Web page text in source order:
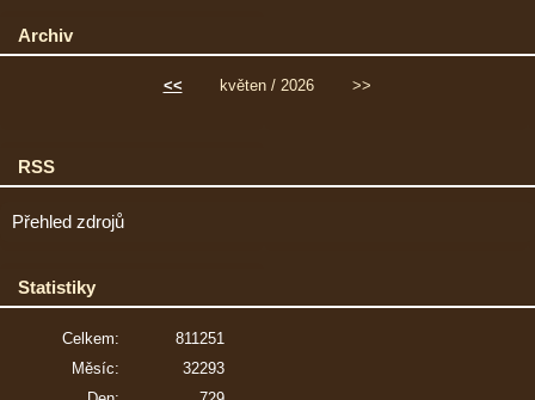
Archiv
<< květen / 2026 >>
RSS
Přehled zdrojů
Statistiky
Celkem:
811251
Měsíc:
32293